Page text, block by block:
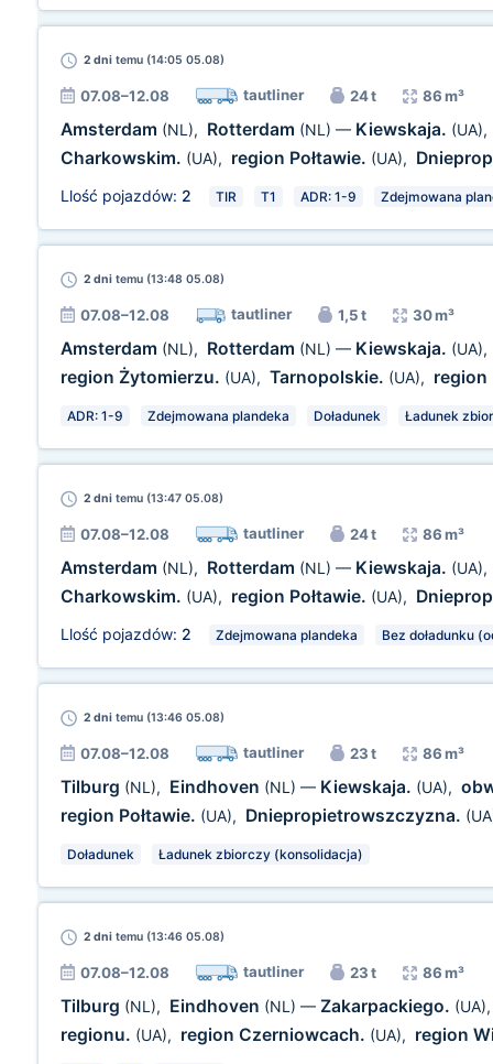
2 dni temu (14:05 05.08)
07.08–12.08 tautliner 24 t 86 m³
Amsterdam (NL), Rotterdam (NL) — Kiewskaja. (UA),
Charkowskim. (UA), region Połtawie. (UA),
Llość pojazdów: 2 TIR T1 ADR: 1-9 Zdejmowana
2 dni temu (13:48 05.08)
07.08–12.08 tautliner 1,5 t 30 m³
Amsterdam (NL), Rotterdam (NL) — Kiewskaja. (UA),
region Żytomierzu. (UA), Tarnopolskie. (UA), region
ADR: 1-9 Zdejmowana plandeka Doładunek Ładunek
2 dni temu (13:47 05.08)
07.08–12.08 tautliner 24 t 86 m³
Amsterdam (NL), Rotterdam (NL) — Kiewskaja. (UA),
Charkowskim. (UA), region Połtawie. (UA),
Llość pojazdów: 2 Zdejmowana plandeka Bez doładunku
2 dni temu (13:46 05.08)
07.08–12.08 tautliner 23 t 86 m³
Tilburg (NL), Eindhoven (NL) — Kiewskaja. (UA),
region Połtawie. (UA), Dniepropietrowszczyzna.
Doładunek Ładunek zbiorczy (konsolidacja)
2 dni temu (13:46 05.08)
07.08–12.08 tautliner 23 t 86 m³
Tilburg (NL), Eindhoven (NL) — Zakarpackiego. (UA)
regionu. (UA), region Czerniowcach. (UA), region